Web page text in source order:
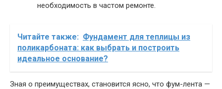
необходимость в частом ремонте.
Читайте также: Фундамент для теплицы из
поликарбоната: как выбрать и построить
идеальное основание?
Зная о преимуществах, становится ясно, что фум-лента —